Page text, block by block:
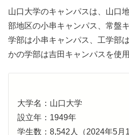
山口大学のキャンパスは、山口
部地区の小串キャンパス、常盤
学部は小串キャンパス、工学部
かの学部は吉田キャンパスを使用
大学名：山口大学
設立年：1949年
学生数：8,542人（2024年5月1